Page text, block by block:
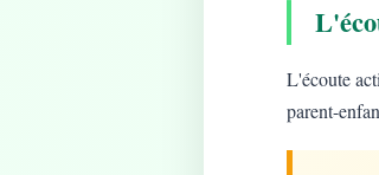
L'écoute
parent-